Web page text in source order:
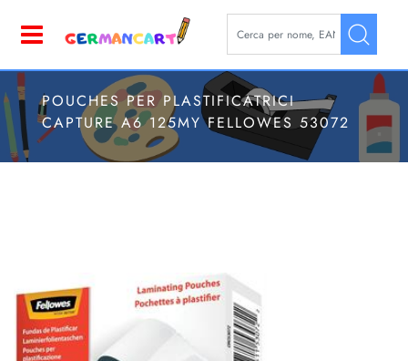
La modifica di un filtro
POUCHES PER PLASTIFICATRICI
CAPTURE A6 125MY FELLOWES 53072